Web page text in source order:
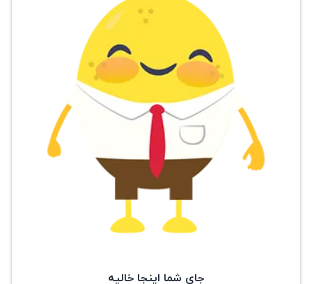
جای شما اینجا خالیه